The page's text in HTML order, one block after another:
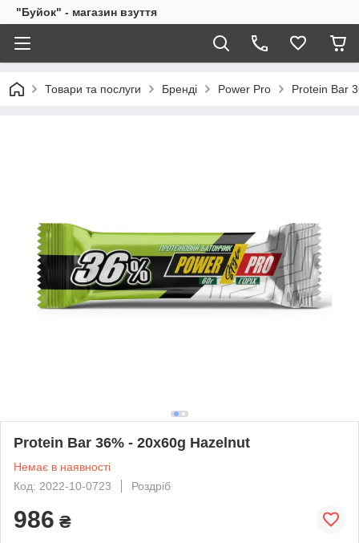
"Буйок" - магазин взуття
Товари та послуги Бренді Power Pro Protein Bar
Protein Bar 36% - 20x60g Hazelnut
Немає в наявності
Код: 2022-10-0723
Роздріб
986 ₴